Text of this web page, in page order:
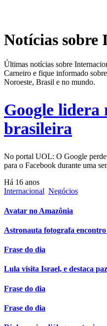
Notícias sobre
Últimas notícias sobre
Carneiro e fique informado
Noroeste, Brasil e no mundo.
Google lidera
brasileira
No portal UOL: O Google
para o Facebook durante uma
Há 16 anos
Internacional Negócios
Avatar no Amazônia
Astronauta fotografa encontro
Frase do dia
Lula visita Israel, e destaca
Frase do dia
Frase do dia